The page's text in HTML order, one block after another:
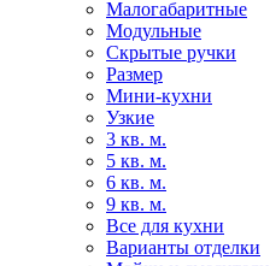
Малогабаритные
Модульные
Скрытые ручки
Размер
Мини-кухни
Узкие
3 кв. м.
5 кв. м.
6 кв. м.
9 кв. м.
Все для кухни
Варианты отделки